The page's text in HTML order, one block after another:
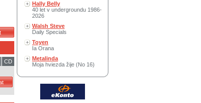
CD
Hally Belly
40 let v undergroundu 1986-
2026
Walsh Steve
Daily Specials
Toyen
Ia Orana
Metalinda
Moja hviezda žije (No 16)